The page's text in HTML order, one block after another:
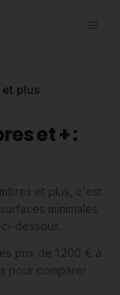
et plus
et + :
et plus, c'est
minimales
dessous.
prix de 1 200 € à
pour comparer